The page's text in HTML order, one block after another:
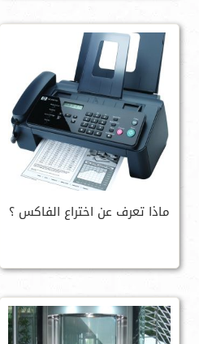
ماذا تعرف عن اختراع الفاكس ؟